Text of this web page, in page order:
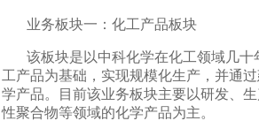
业务板块一：化工产品板块
该板块是以中科化学在化工领域几
工产品为基础，实现规模化生产，并通
学产品。目前该业务板块主要以研发、
性聚合物等领域的化学产品为主。